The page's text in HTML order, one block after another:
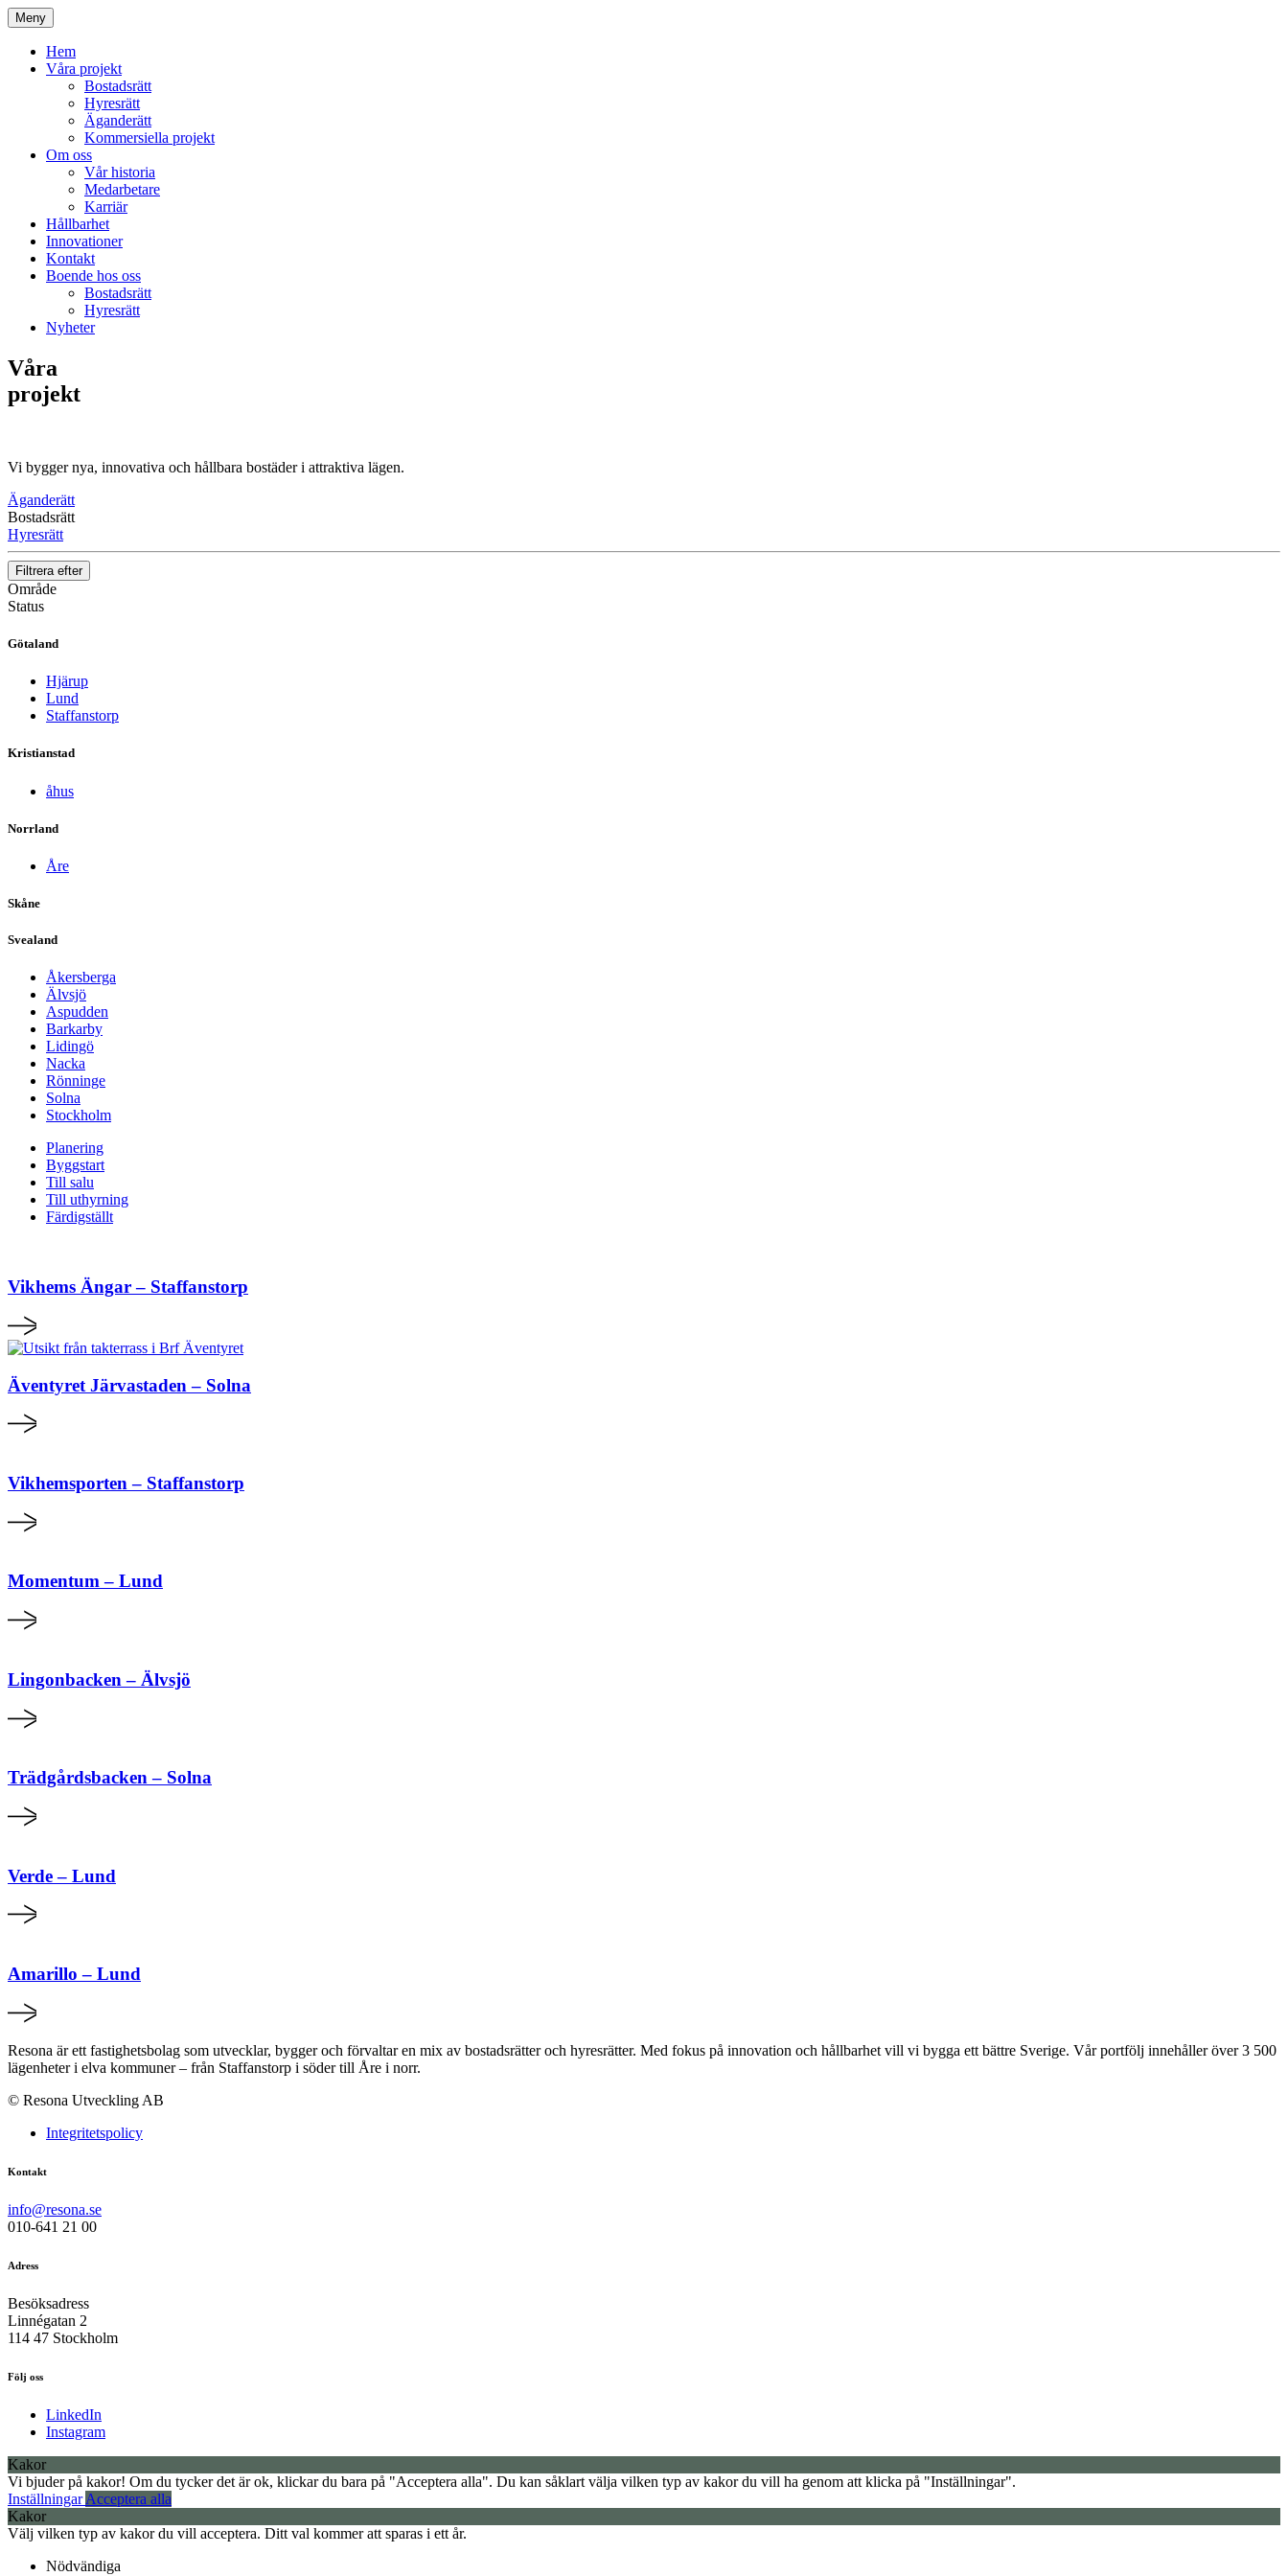
Meny
Hem
Våra projekt
Bostadsrätt
Hyresrätt
Äganderätt
Kommersiella projekt
Om oss
Vår historia
Medarbetare
Karriär
Hållbarhet
Innovationer
Kontakt
Boende hos oss
Bostadsrätt
Hyresrätt
Nyheter
Våra
projekt
Vi bygger nya, innovativa och hållbara bostäder i attraktiva lägen.
Äganderätt
Bostadsrätt
Hyresrätt
Filtrera efter
Område
Status
Götaland
Hjärup
Lund
Staffanstorp
Kristianstad
åhus
Norrland
Åre
Skåne
Svealand
Åkersberga
Älvsjö
Aspudden
Barkarby
Lidingö
Nacka
Rönninge
Solna
Stockholm
Planering
Byggstart
Till salu
Till uthyrning
Färdigställt
Vikhems Ängar – Staffanstorp
Äventyret Järvastaden – Solna
Vikhemsporten – Staffanstorp
Momentum – Lund
Lingonbacken – Älvsjö
Trädgårdsbacken – Solna
Verde – Lund
Amarillo – Lund
Resona är ett fastighetsbolag som utvecklar, bygger och förvaltar en mix av bostadsrätter och hyresrätter. Med fokus på innovation och hållbarhet vill vi bygga ett bättre Sverige. Vår portfölj innehåller över 3 500
lägenheter i elva kommuner – från Staffanstorp i söder till Åre i norr.
© Resona Utveckling AB
Integritetspolicy
Kontakt
info@resona.se
010-641 21 00
Adress
Besöksadress
Linnégatan 2
114 47 Stockholm
Följ oss
LinkedIn
Instagram
Kakor
Vi bjuder på kakor! Om du tycker det är ok, klickar du bara på "Acceptera alla". Du kan såklart välja vilken typ av kakor du vill ha genom att klicka på "Inställningar".
InställningarAcceptera alla
Kakor
Välj vilken typ av kakor du vill acceptera. Ditt val kommer att sparas i ett år.
Nödvändiga